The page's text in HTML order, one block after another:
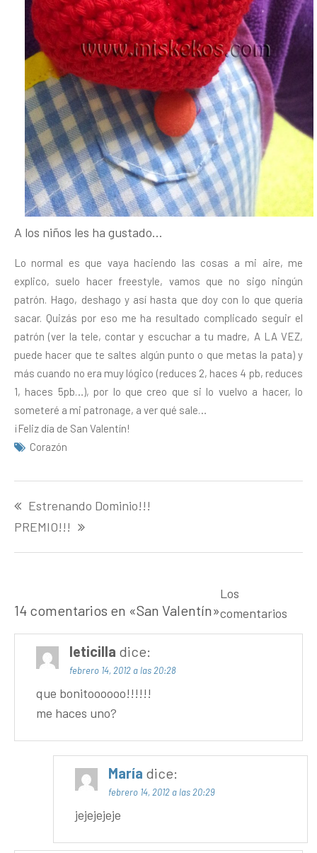
A los niños les ha gustado…
Lo normal es que vaya haciendo las cosas a mi aire, me
explico, suelo hacer freestyle, vamos que no sigo ningún
patrón. Hago, deshago y así hasta que doy con lo que quería
sacar. Quizás por eso me ha resultado complicado seguir el
patrón (ver la tele, contar y escuchar a tu madre, A LA VEZ,
puede hacer que te saltes algún punto o que metas la pata) y
más cuando no era muy lógico (reduces 2, haces 4 pb, reduces
1, haces 5pb…), por lo que creo que si lo vuelvo a hacer, lo
someteré a mi patronage, a ver qué sale…
¡Feliz día de San Valentín!
Corazón
de
entradas
Estrenando Dominio!!!
PREMIO!!!
14 comentarios en «San Valentín»
leticilla dice:
febrero 14, 2012 a las 20:28
que bonitoooooo!!!!!!
me haces uno?
María dice:
febrero 14, 2012 a las 20:29
jejejejeje
Los
comentarios